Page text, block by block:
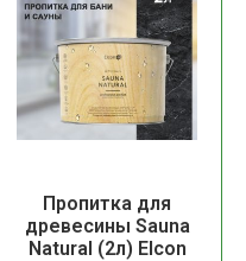
Пропитка для
древесины Sauna
Natural (2л) Elcon